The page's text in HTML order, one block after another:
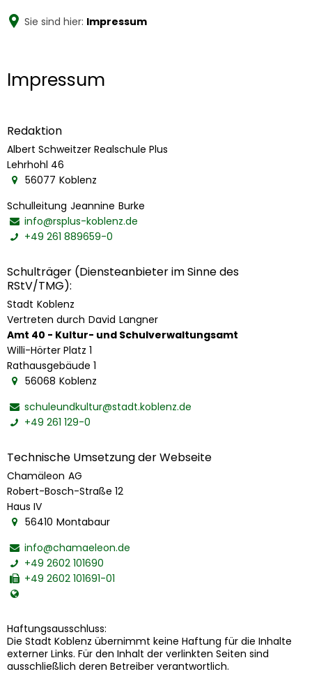
Willkommen an
der ASR+
Sie sind hier: Impressum
Impressum
Impressum
Redaktion
Albert Schweitzer Realschule Plus
Lehrhohl 46
56077 Koblenz
Schulleitung Jeannine Burke
info@rsplus-koblenz.de
+49 261 889659-0
Schulträger (Diensteanbieter im Sinne des
RStV/TMG):
Stadt Koblenz
Vertreten durch David Langner
Amt 40 - Kultur- und Schulverwaltungsamt
Willi-Hörter Platz 1
Rathausgebäude 1
56068 Koblenz
schuleundkultur@stadt.koblenz.de
+49 261 129-0
Technische Umsetzung der Webseite
Chamäleon AG
Robert-Bosch-Straße 12
Haus IV
56410 Montabaur
info@chamaeleon.de
+49 2602 101690
+49 2602 101691-01
Haftungsausschluss:
Die Stadt Koblenz übernimmt keine Haftung für die Inhalte
externer Links. Für den Inhalt der verlinkten Seiten sind
ausschließlich deren Betreiber verantwortlich.